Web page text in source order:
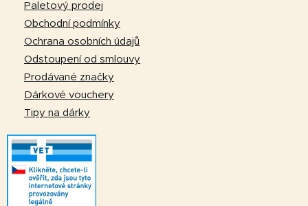
Paletový prodej
Obchodní podmínky
Ochrana osobních údajů
Odstoupení od smlouvy
Prodávané značky
Dárkové vouchery
Tipy na dárky